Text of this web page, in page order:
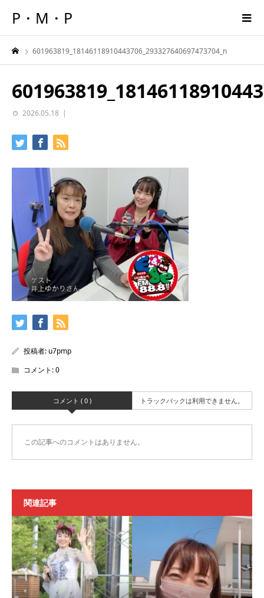
P・M・P
601963819_18146118910443706_293327640697473704_n
2026.05.18
投稿者: u7pmp
コメント:0
コメント ( 0 ) トラックバックは利用できません。
この記事へのコメントはありません。
関連記事